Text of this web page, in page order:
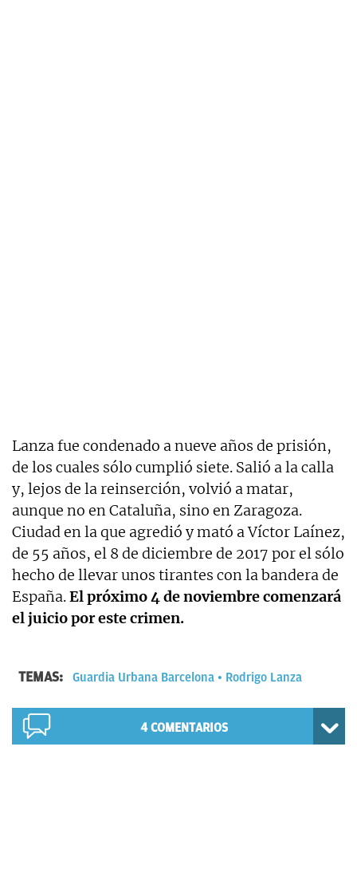
Lanza fue condenado a nueve años de prisión,
de los cuales sólo cumplió siete. Salió a la calla
y, lejos de la reinserción, volvió a matar,
aunque no en Cataluña, sino en Zaragoza.
Ciudad en la que agredió y mató a Víctor Laínez,
de 55 años, el 8 de diciembre de 2017 por el sólo
hecho de llevar unos tirantes con la bandera de
España.El próximo 4 de noviembre comenzará
el juicio por este crimen.
TEMAS: Guardia Urbana Barcelona Rodrigo Lanza
4COMENTARIOS